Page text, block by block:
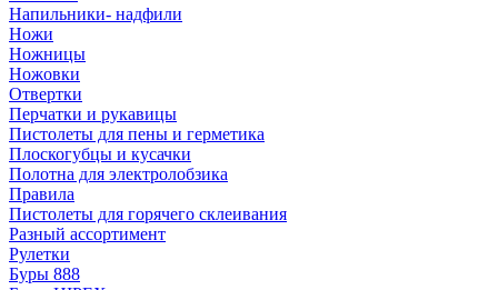
Напильники- надфили
Ножи
Ножницы
Ножовки
Отвертки
Перчатки и рукавицы
Пистолеты для пены и герметика
Плоскогубцы и кусачки
Полотна для электролобзика
Правила
Пистолеты для горячего склеивания
Разный ассортимент
Рулетки
Буры 888